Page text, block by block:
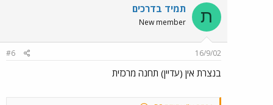
ת תמיד בדרכים
New member
16/9/02
#6
בנצרת אין (עדיין) תחנה מרכזית